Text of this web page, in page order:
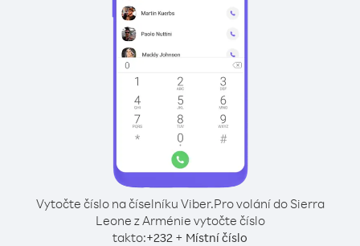
Vytočte číslo na číselníku Viber.Pro volání do Sierra
Leone z Arménie vytočte číslo
takto:+232 + Místní číslo